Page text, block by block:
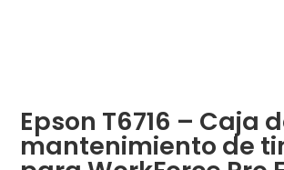
Epson T6716 – Caja
mantenimiento de